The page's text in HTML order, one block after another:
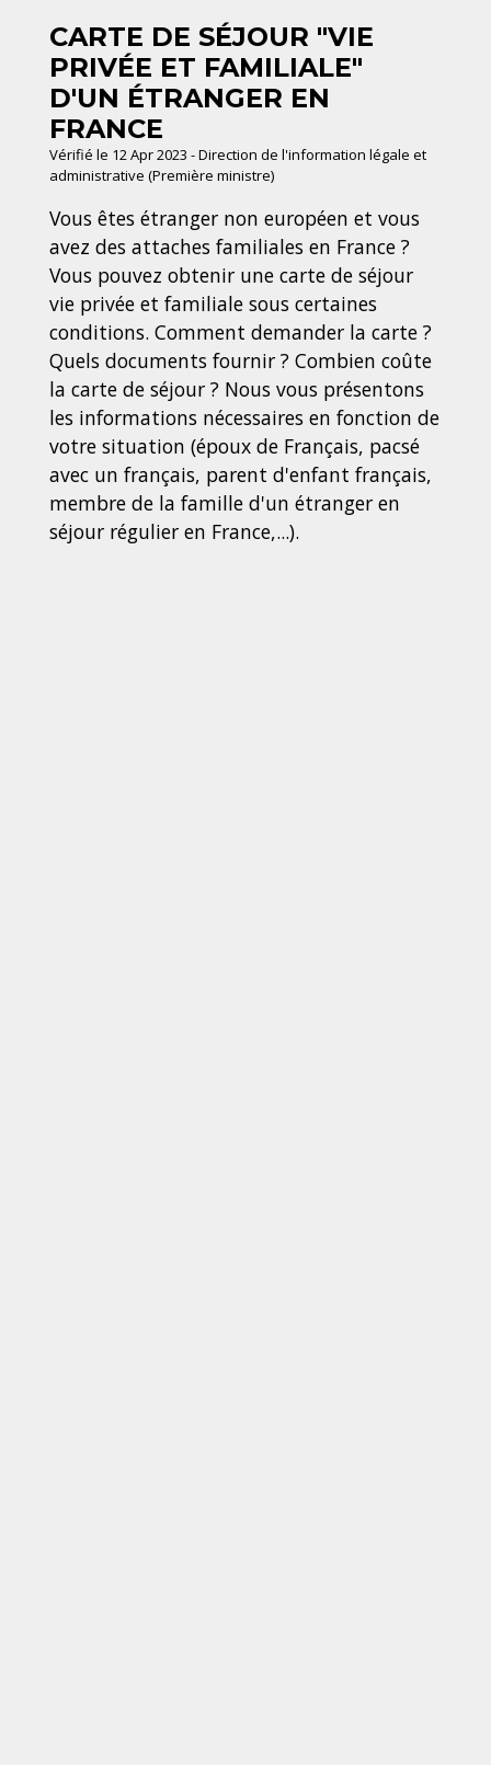
CARTE DE SÉJOUR "VIE
PRIVÉE ET FAMILIALE"
D'UN ÉTRANGER EN
FRANCE
Vérifié le 12 Apr 2023 - Direction de l'information légale et
administrative (Première ministre)
Vous êtes étranger non européen et vous
avez des attaches familiales en France ?
Vous pouvez obtenir une carte de séjour
vie privée et familiale sous certaines
conditions. Comment demander la carte ?
Quels documents fournir ? Combien coûte
la carte de séjour ? Nous vous présentons
les informations nécessaires en fonction de
votre situation (époux de Français, pacsé
avec un français, parent d'enfant français,
membre de la famille d'un étranger en
séjour régulier en France,...).